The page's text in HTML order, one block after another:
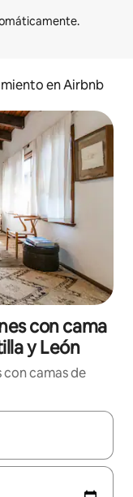
en Airbnb
con cama
y León
con camas de
navegá con las